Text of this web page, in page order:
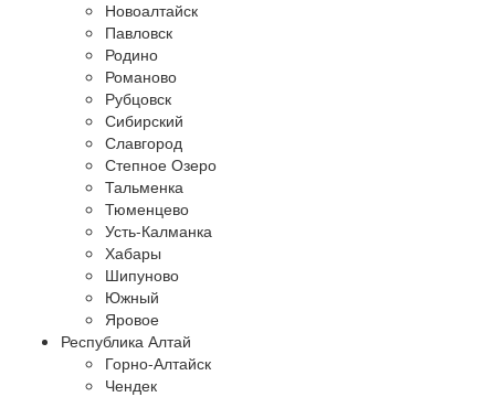
Новоалтайск
Павловск
Родино
Романово
Рубцовск
Сибирский
Славгород
Степное Озеро
Тальменка
Тюменцево
Усть-Калманка
Хабары
Шипуново
Южный
Яровое
Республика Алтай
Горно-Алтайск
Чендек